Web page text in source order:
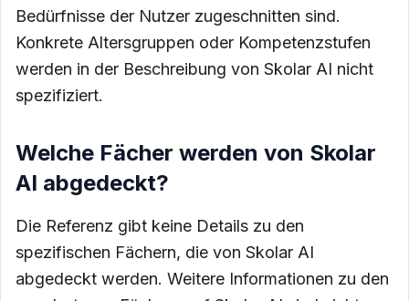
Bedürfnisse der Nutzer zugeschnitten sind.
Konkrete Altersgruppen oder Kompetenzstufen
werden in der Beschreibung von Skolar AI nicht
spezifiziert.
Welche Fächer werden von Skolar
AI abgedeckt?
Die Referenz gibt keine Details zu den
spezifischen Fächern, die von Skolar AI
abgedeckt werden. Weitere Informationen zu den